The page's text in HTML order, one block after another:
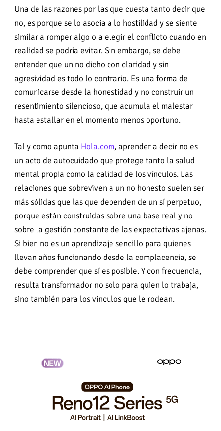
Una de las razones por las que cuesta tanto decir que
no, es porque se lo asocia a lo hostilidad y se siente
similar a romper algo o a elegir el conflicto cuando en
realidad se podría evitar. Sin embargo, se debe
entender que un no dicho con claridad y sin
agresividad es todo lo contrario. Es una forma de
comunicarse desde la honestidad y no construir un
resentimiento silencioso, que acumula el malestar
hasta estallar en el momento menos oportuno.
Tal y como apunta Hola.com, aprender a decir no es
un acto de autocuidado que protege tanto la salud
mental propia como la calidad de los vínculos. Las
relaciones que sobreviven a un no honesto suelen ser
más sólidas que las que dependen de un sí perpetuo,
porque están construidas sobre una base real y no
sobre la gestión constante de las expectativas ajenas.
Si bien no es un aprendizaje sencillo para quienes
llevan años funcionando desde la complacencia, se
debe comprender que sí es posible. Y con frecuencia,
resulta transformador no solo para quien lo trabaja,
sino también para los vínculos que le rodean.